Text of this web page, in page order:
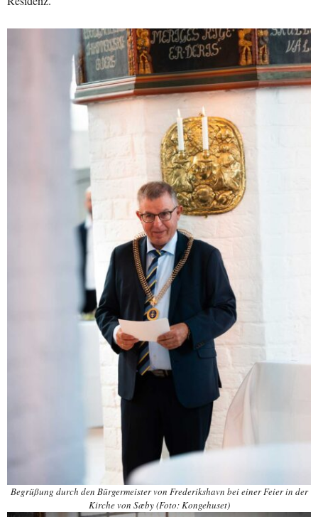
Begrüßung durch den Bürgermeister von Frederikshavn bei einer Feier in der
Kirche von Sæby (Foto: Kongehuset)